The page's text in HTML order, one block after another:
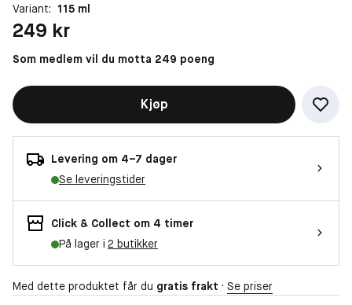
Variant: 115 ml
Pris: 249 kr
249 kr
Som medlem vil du motta 249 poeng
Kjøp
Levering om 4–7 dager
Se leveringstider
Click & Collect om 4 timer
På lager i 2 butikker
Med dette produktet får du gratis frakt · Se priser